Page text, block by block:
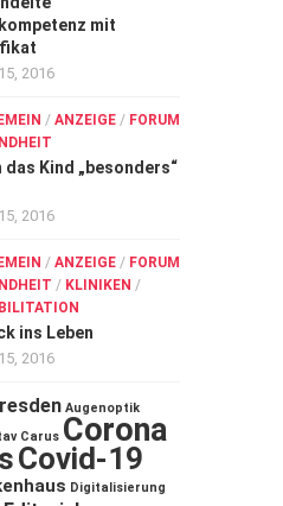
mit
2016
/ ANZEIGE / FORUM
das Kind „besonders“
2016
/ ANZEIGE / FORUM
/ KLINIKEN /
ins Leben
2016
Augenoptik
Carus Corona
Covid-19
Digitalisierung